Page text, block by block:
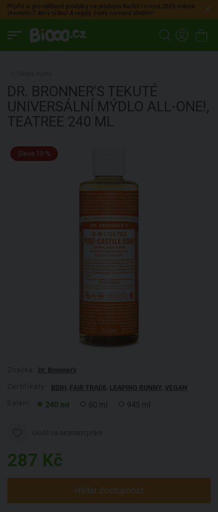
Přijdte si pro oblíbené produkty na prodejnu Karlín! I v roce 2026 máme
otevřeno 7 dní v týdnu! A regály zcela narvané zbožím!
DR. BRONNER'S TEKUTÉ
UNIVERSÁLNÍ MÝDLO ALL-ONE!,
TEATREE 240 ML
Sleva 19 %
Dr. Bronner's
BDIH, FAIR TRADE, LEAPING BUNNY, VEGAN
240 ml 60 ml 945 ml
287 Kč
Hlídat dostupnost